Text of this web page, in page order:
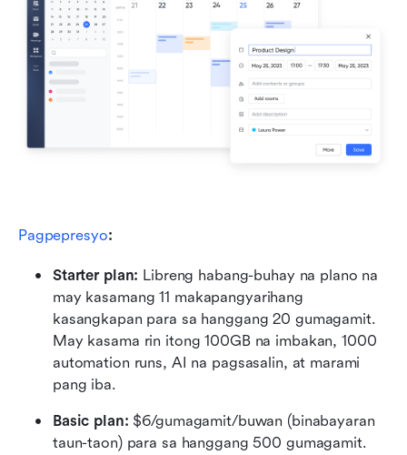
Pagpepresyo:
Starter plan: Libreng habang-buhay na plano na
may kasamang 11 makapangyarihang
kasangkapan para sa hanggang 20 gumagamit.
May kasama rin itong 100GB na imbakan, 1000
automation runs, AI na pagsasalin, at marami
pang iba.
Basic plan: $6/gumagamit/buwan (binabayaran
taun-taon) para sa hanggang 500 gumagamit.